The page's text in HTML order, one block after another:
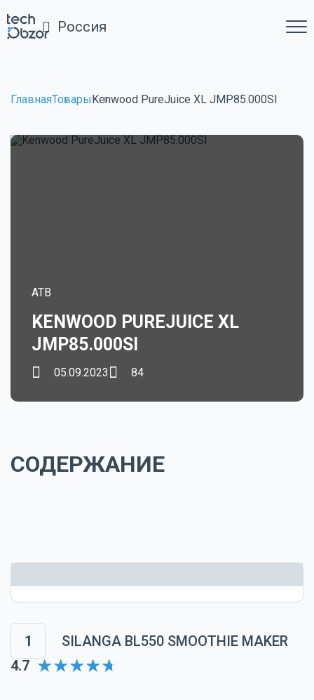
Россия
ГлавнаяТоварыKenwood PureJuice XL JMP85.000SI
ATB
KENWOOD PUREJUICE XL
JMP85.000SI
05.09.2023 84
СОДЕРЖАНИЕ
1
SILANGA BL550 SMOOTHIE MAKER
4.7